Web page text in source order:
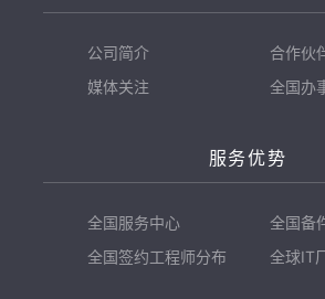
公司简介
合作伙
媒体关注
全国办
服务优势
全国服务中心
全国备
全国签约工程师分布
全球IT